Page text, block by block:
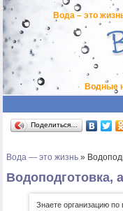
Вода – это
Водные
Поделиться…
Вода — это жизнь »
Водоподготовка,
Знаете организацию по